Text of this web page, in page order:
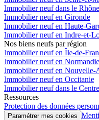
Immobilier neuf dans le Rhône
Immobilier neuf en Gironde
Immobilier neuf en Haute-
Immobilier neuf en Indre-et-
Nos biens neufs par région
Immobilier neuf en Île-de-
Immobilier neuf en Normandie
Immobilier neuf en Nouvelle-
Immobilier neuf en Occitanie
Immobilier neuf dans le
Ressources
Protection des données
Paramétrer mes cookies